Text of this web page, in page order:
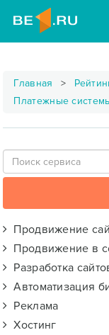
Главная
Платежные
Продвижение
Продвижение в
Разработка
Автоматизация
Реклама
Хостинг